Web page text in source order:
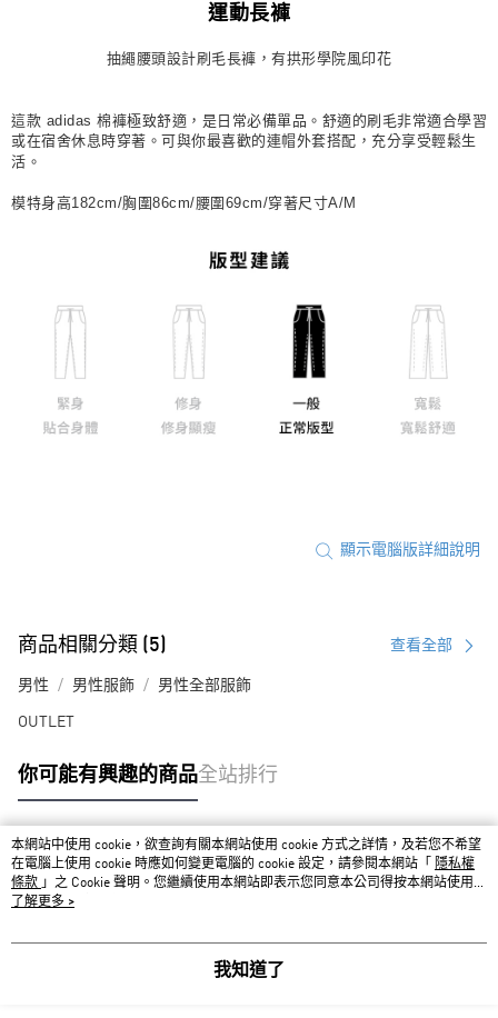
每筆NT$80，滿NT$1,500(含以上)免運費
付款後門市自取
運動長褲
抽繩腰頭設計刷毛長褲，有拱形學院風印花
這款 adidas 棉褲極致舒適，是日常必備單品。舒適的刷毛非常適合學習
或在宿舍休息時穿著。可與你最喜歡的連帽外套搭配，充分享受輕鬆生
活。
模特身高182cm/胸圍86cm/腰圍69cm/穿著尺寸A/M
顯示電腦版詳細說明
商品相關分類 (5) 查看全部
男性 男性服飾 男性全部服飾
OUTLET
你可能有興趣的商品全站排行
熱門標籤
本網站中使用 cookie，欲查詢有關本網站使用 cookie 方式之詳情，及若您不希望
在電腦上使用 cookie 時應如何變更電腦的 cookie 設定，請參閱本網站「
隱私權
條款 」之 Cookie 聲明。您繼續使用本網站即表示您同意本公司得按本網站使用條
款之 Cookie 聲明使用 cookie。
了解更多 >
我知道了